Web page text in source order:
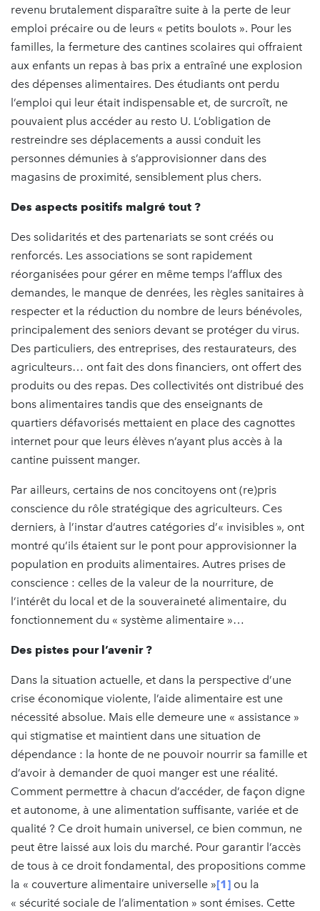
revenu brutalement disparaître suite à la perte de leur
emploi précaire ou de leurs « petits boulots ». Pour les
familles, la fermeture des cantines scolaires qui offraient
aux enfants un repas à bas prix a entraîné une explosion
des dépenses alimentaires. Des étudiants ont perdu
l’emploi qui leur était indispensable et, de surcroît, ne
pouvaient plus accéder au resto U. L’obligation de
restreindre ses déplacements a aussi conduit les
personnes démunies à s’approvisionner dans des
magasins de proximité, sensiblement plus chers.
Des aspects positifs malgré tout ?
Des solidarités et des partenariats se sont créés ou
renforcés. Les associations se sont rapidement
réorganisées pour gérer en même temps l’afflux des
demandes, le manque de denrées, les règles sanitaires à
respecter et la réduction du nombre de leurs bénévoles,
principalement des seniors devant se protéger du virus.
Des particuliers, des entreprises, des restaurateurs, des
agriculteurs… ont fait des dons financiers, ont offert des
produits ou des repas. Des collectivités ont distribué des
bons alimentaires tandis que des enseignants de
quartiers défavorisés mettaient en place des cagnottes
internet pour que leurs élèves n’ayant plus accès à la
cantine puissent manger.
Par ailleurs, certains de nos concitoyens ont (re)pris
conscience du rôle stratégique des agriculteurs. Ces
derniers, à l’instar d’autres catégories d’« invisibles », ont
montré qu’ils étaient sur le pont pour approvisionner la
population en produits alimentaires. Autres prises de
conscience : celles de la valeur de la nourriture, de
l’intérêt du local et de la souveraineté alimentaire, du
fonctionnement du « système alimentaire »…
Des pistes pour l’avenir ?
Dans la situation actuelle, et dans la perspective d’une
crise économique violente, l’aide alimentaire est une
nécessité absolue. Mais elle demeure une « assistance »
qui stigmatise et maintient dans une situation de
dépendance : la honte de ne pouvoir nourrir sa famille et
d’avoir à demander de quoi manger est une réalité.
Comment permettre à chacun d’accéder, de façon digne
et autonome, à une alimentation suffisante, variée et de
qualité ? Ce droit humain universel, ce bien commun, ne
peut être laissé aux lois du marché. Pour garantir l’accès
de tous à ce droit fondamental, des propositions comme
la « couverture alimentaire universelle »[1] ou la
« sécurité sociale de l’alimentation » sont émises. Cette